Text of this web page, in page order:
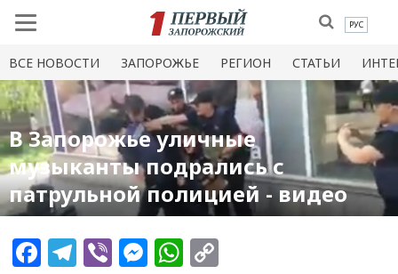
РУС
ВСЕ НОВОСТИ ЗАПОРОЖЬЕ РЕГИОН СТАТЬИ
В Запорожье уличные
музыканты подрались с
патрульной полицией - видео
Facebook
Telegram
ViberMessenger
WhatsApp